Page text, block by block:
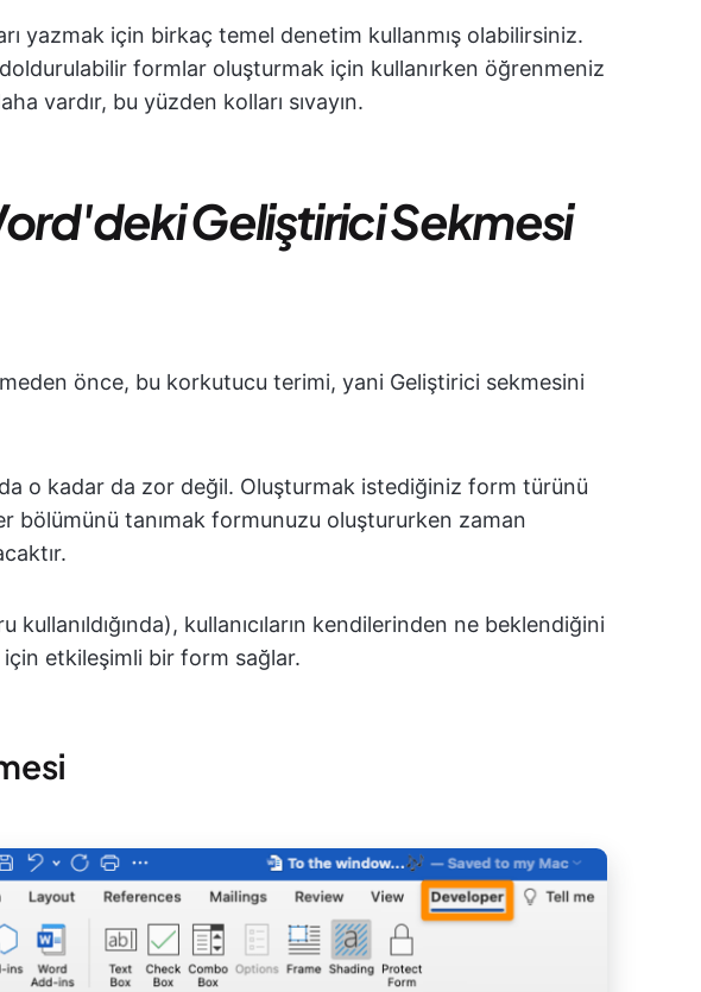
yazmak için birkaç temel denetim kullanmış olabilirsiniz.
formlar oluşturmak için kullanırken öğrenmeniz
vardır, bu yüzden kolları sıvayın.
Geliştirici Sekmesi
önce, bu korkutucu terimi, yani Geliştirici sekmesini
o kadar da zor değil. Oluşturmak istediğiniz form türünü
bölümünü tanımak formunuzu oluştururken zaman
kullanıcıların kendilerinden ne beklendiğini
için etkileşimli bir form sağlar.